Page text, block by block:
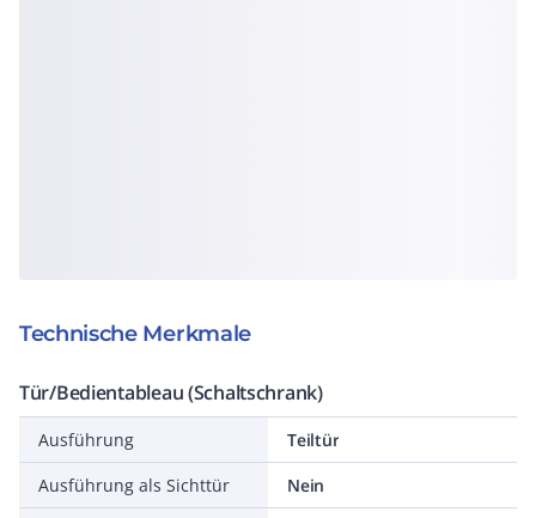
Technische Merkmale
Tür/Bedientableau (Schaltschrank)
Ausführung
Teiltür
Ausführung als Sichttür
Nein